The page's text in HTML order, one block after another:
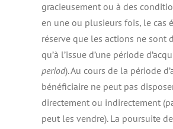
gracieusement ou à des
en une ou plusieurs fois, le cas
réserve que les actions ne sont
qu’à l’issue d’une période
period). Au cours de la période
bénéficiaire ne peut pas
directement ou indirectement
peut les vendre). La poursuite